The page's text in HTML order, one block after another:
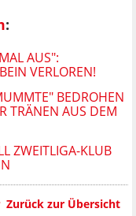
:
AUS":
VERLOREN!
BEDROHEN
TRÄNEN AUS DEM
ZWEITLIGA-KLUB
Zurück zur Übersicht